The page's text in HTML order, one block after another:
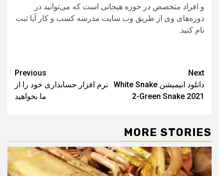
و افراد متخصص در حوزه هیجانی است که می‌توانید در
دوره‌های وی از طریق وب سایت مدرسه کسب و کار آیا ثبت
نام کنید.
Post
navigation
Previous
نرم افزار حسابداری خود را از
ما بخواهید
Next
دانلود انیمیشن White Snake
2-Green Snake 2021
MORE STORIES